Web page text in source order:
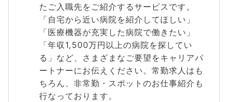
たご入職先をご紹介するサービスです。
「自宅から近い病院を紹介してほしい」
「医療機器が充実した病院で働きたい」
「年収1,500万円以上の病院を探してい
る」など、さまざまなご要望をキャリアパ
ートナーにお伝えください。常勤求人はも
ちろん、非常勤・スポットのお仕事紹介も
行なっております。